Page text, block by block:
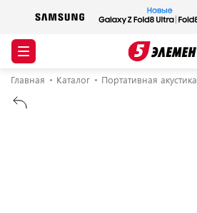
Главная Каталог Портативная акустика